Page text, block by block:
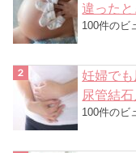
違った
100件のビ
妊婦で
尿管結石
100件のビ